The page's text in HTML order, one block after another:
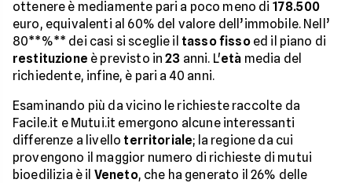
ottenere è mediamente pari a poco meno di 178.500
euro, equivalenti al 60% del valore dell’immobile. Nell’
80**%** dei casi si sceglie il tasso fissoed il piano di
restituzione è previsto in23 anni. L'età media del
richiedente, infine, è pari a 40 anni.
Esaminando più da vicino le richieste raccolte da
Facile.it e Mutui.it emergono alcune interessanti
differenze a livello territoriale; la regione da cui
provengono il maggior numero di richieste di mutui
bioedilizia è il Veneto, che ha generato il 26% delle